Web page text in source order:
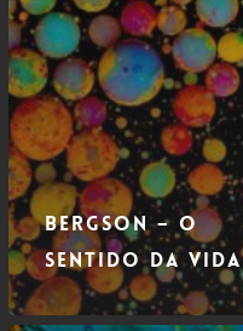
Bergson – O
Sentido da Vida